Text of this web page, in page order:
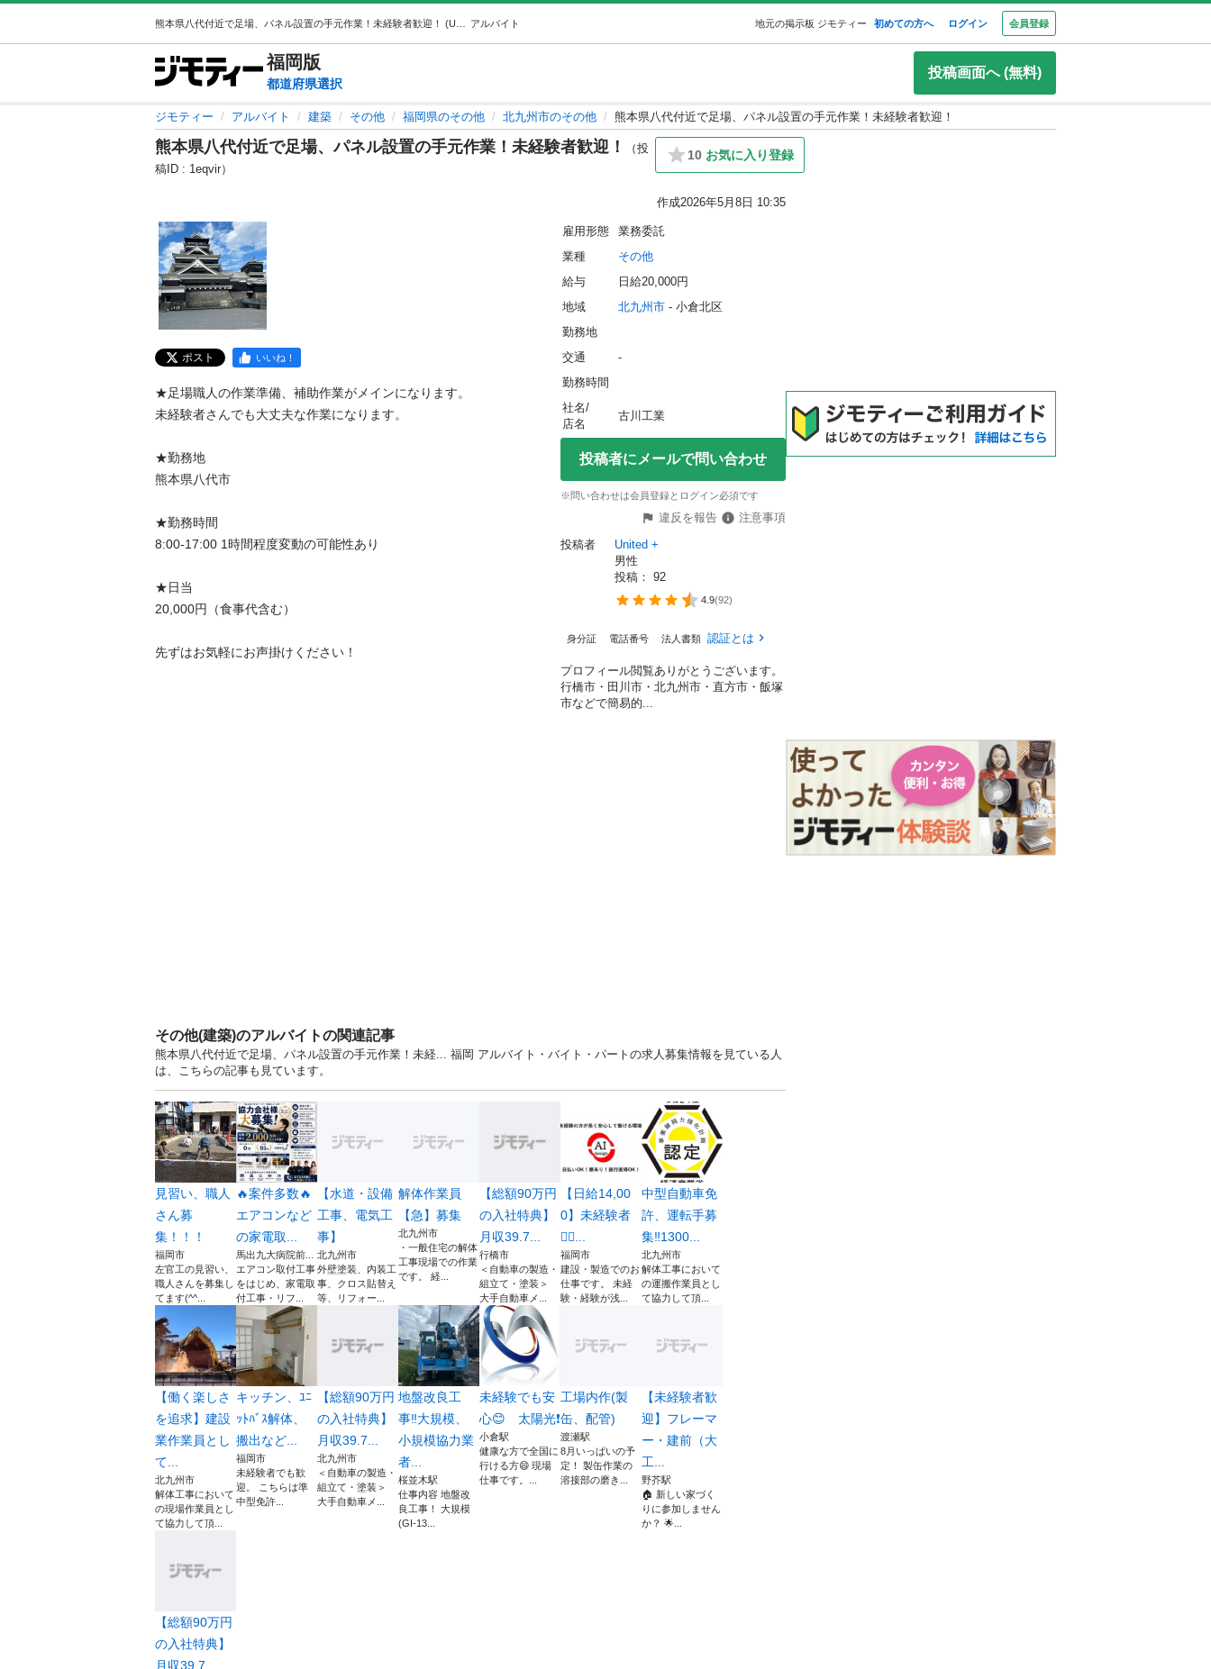
アルバイト 地元の掲示板 ジモティー 初めての方へ ログイン 会員登録
福岡版
都道府県選択
投稿画面へ (無料)
ジモティー アルバイト 建築 その他 福岡県のその他 北九州市のその他 熊本県八代付近で足場、パネル設置の手元作業！未経験者歓迎！
熊本県八代付近で足場、パネル設置の手元作業！未経験者歓迎！
（投
稿ID : 1eqvir）
10 お気に入り登録
作成2026年5月8日 10:35
ポスト いいね！
★足場職人の作業準備、補助作業がメインになります。
未経験者さんでも大丈夫な作業になります。
★勤務地
熊本県八代市
★勤務時間
8:00-17:00 1時間程度変動の可能性あり
★日当
20,000円（食事代含む）
先ずはお気軽にお声掛けください！
雇用形態
業務委託
業種
その他
給与
日給20,000円
地域
北九州市 - 小倉北区
勤務地
交通
-
勤務時間
社名/
店名
古川工業
投稿者にメールで問い合わせ
※問い合わせは会員登録とログイン必須です
違反を報告
注意事項
投稿者
United +
男性
投稿： 92
4.9(92)
身分証 電話番号 法人書類 認証とは
プロフィール閲覧ありがとうございます。
行橋市・田川市・北九州市・直方市・飯塚
市などで簡易的...
その他(建築)のアルバイトの関連記事
熊本県八代付近で足場、パネル設置の手元作業！未経... 福岡 アルバイト・バイト・パートの求人募集情報を見ている人
は、こちらの記事も見ています。
見習い、職人
さん募
集！！！
福岡市
左官工の見習い、
職人さんを募集し
てます(^^...
🔥案件多数🔥
エアコンなど
の家電取...
馬出九大病院前...
エアコン取付工事
をはじめ、家電取
付工事・リフ...
【水道・設備
工事、電気工
事】
北九州市
外壁塗装、内装工
事、クロス貼替え
等、リフォー...
解体作業員
【急】募集
北九州市
・一般住宅の解体
工事現場での作業
です。 経...
【総額90万円
の入社特典】
月収39.7...
行橋市
＜自動車の製造・
組立て・塗装＞
大手自動車メ...
【日給14,00
0】未経験者
🙆‍♂️...
福岡市
建設・製造でのお
仕事です。 未経
験・経験が浅...
中型自動車免
許、運転手募
集‼️1300...
北九州市
解体工事において
の運搬作業員とし
て協力して頂...
【働く楽しさ
を追求】建設
業作業員とし
て...
北九州市
解体工事において
の現場作業員とし
て協力して頂...
キッチン、ﾕﾆ
ｯﾄﾊﾞｽ解体、
搬出など...
福岡市
未経験者でも歓
迎。 こちらは準
中型免許...
【総額90万円
の入社特典】
月収39.7...
北九州市
＜自動車の製造・
組立て・塗装＞
大手自動車メ...
地盤改良工
事‼︎大規模、
小規模協力業
者...
桜並木駅
仕事内容 地盤改
良工事！ 大規模
(GI-13...
未経験でも安
心😊 太陽光❗
小倉駅
健康な方で全国に
行ける方😄 現場
仕事です。...
工場内作(製
缶、配管)
渡瀬駅
8月いっぱいの予
定！ 製缶作業の
溶接部の磨き...
【未経験者歓
迎】フレーマ
ー・建前（大
工...
野芥駅
🏠 新しい家づく
りに参加しません
か？ 🌟...
【総額90万円
の入社特典】
月収39.7...